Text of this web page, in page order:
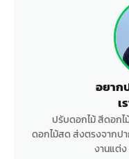
อยาก
เ
ปรับดอกไม้ สีดอกไ
ดอกไม้สด ส่งตรงจากป
งานแต่ง